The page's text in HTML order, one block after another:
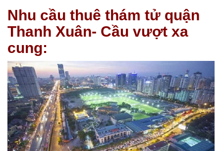
Nhu cầu thuê thám tử quận
Thanh Xuân- Cầu vượt xa
cung: